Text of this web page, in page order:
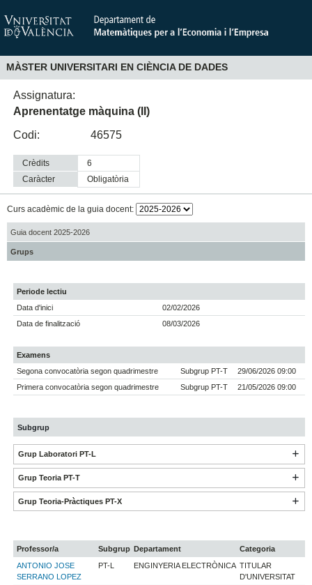
MÀSTER UNIVERSITARI EN CIÈNCIA DE DADES
Assignatura:
Aprenentatge màquina (II)
Codi:
46575
Crèdits
6
Caràcter
obligatòria
Curs acadèmic de la guia docent:
Guia docent 2025-2026
Grups
Periode lectiu
Data d'inici
02/02/2026
Data de finalització
08/03/2026
Examens
Segona convocatòria segon quadrimestre
Subgrup PT-T
29/06/2026 09:00
Primera convocatòria segon quadrimestre
Subgrup PT-T 21/05/2026 09:00
Subgrup
Grup Laboratori PT-L
Grup Teoria PT-T
Grup Teoria-Pràctiques PT-X
Professor/a Subgrup Departament
Categoria
ANTONIO JOSE
SERRANO LOPEZ
PT-L ENGINYERIA ELECTRÒNICA TITULAR
D'UNIVERSITAT